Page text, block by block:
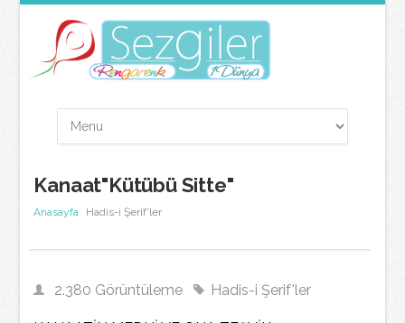
Kanaat"Kütübü Sitte"
Anasayfa Hadis-i Şerif'ler
2.380 Görüntüleme Hadis-i Şerif'ler